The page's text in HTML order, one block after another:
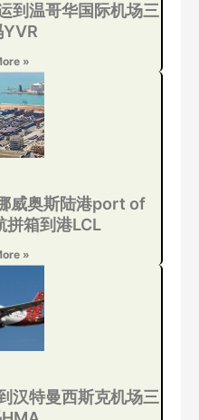
到温哥华国际机场三
»
威奥斯陆港port of
箱到港LCL
»
汉特曼西斯克机场三